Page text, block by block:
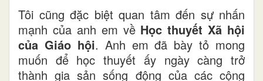
Tôi cũng đặc biệt quan tâm đến sự nhấn
mạnh của anh em về Học thuyết Xã hội
của Giáo hội. Anh em đã bày tỏ mong
muốn để học thuyết ấy ngày càng trở
thành gia sản sống động của các cộng